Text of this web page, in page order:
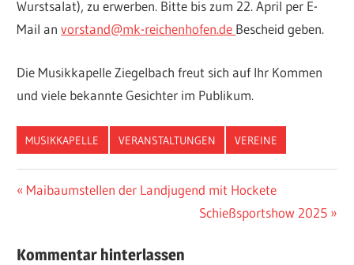
Wurstsalat), zu erwerben. Bitte bis zum 22. April per E-
Mail anvorstand@mk-reichenhofen.de Bescheid geben.
Die Musikkapelle Ziegelbach freut sich auf Ihr Kommen
und viele bekannte Gesichter im Publikum.
MUSIKKAPELLE VERANSTALTUNGEN VEREINE
Beitragsnavigation
Vorheriger
Maibaumstellen der Landjugend mit Hockete
Nächster
Schießsportshow 2025
Kommentar hinterlassen